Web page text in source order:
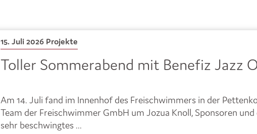
15. Juli 2026 Projekte
Toller Sommerabend mit Benefiz Jazz
Am 14. Juli fand im Innenhof des Freischwimmers in der
Team der Freischwimmer GmbH um Jozua Knoll, Sponsoren
sehr beschwingtes ...